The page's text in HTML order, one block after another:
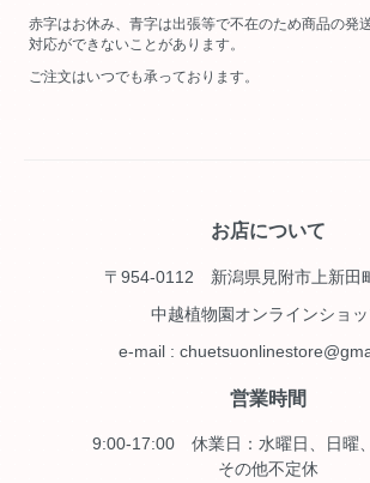
赤字はお休み、青字は出張等で不在のため商品の発
対応ができないことがあります。
ご注文はいつでも承っております。
お店について
〒954-0112 新潟県見附市上新田
中越植物園オンラインショ
e-mail :
営業時間
9:00-17:00 休業日：水曜日、日曜、
その他不定休